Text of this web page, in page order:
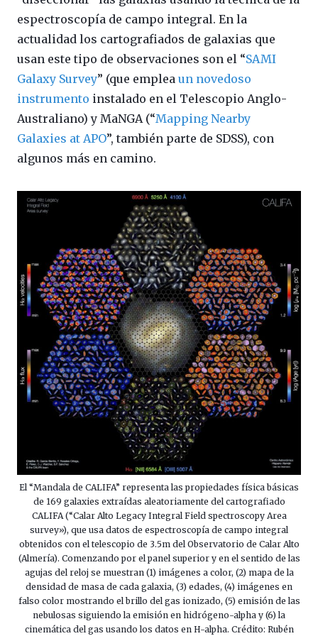
espectroscopía de campo integral. En la
actualidad los cartografiados de galaxias que
usan este tipo de observaciones son el “SAMI
Galaxy Survey” (que emplea un novedoso
instrumento instalado en el Telescopio Anglo-
Australiano) y MaNGA (“Mapping Nearby
Galaxies at APO”, también parte de SDSS), con
algunos más en camino.
El “Mandala de CALIFA” representa las propiedades física básicas
de 169 galaxies extraídas aleatoriamente del cartografiado
CALIFA (“Calar Alto Legacy Integral Field spectroscopy Area
survey»), que usa datos de espectroscopía de campo integral
obtenidos con el telescopio de 3.5m del Observatorio de Calar Alto
(Almería). Comenzando por el panel superior y en el sentido de las
agujas del reloj se muestran (1) imágenes a color, (2) mapa de la
densidad de masa de cada galaxia, (3) edades, (4) imágenes en
falso color mostrando el brillo del gas ionizado, (5) emisión de las
nebulosas siguiendo la emisión en hidrógeno-alpha y (6) la
cinemática del gas usando los datos en H-alpha. Crédito: Rubén